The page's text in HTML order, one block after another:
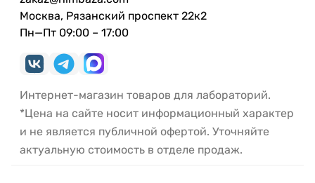
Москва, Рязанский проспект 22к2
Пн—Пт 09:00 – 17:00
Интернет-магазин товаров для лабораторий.
*Цена на сайте носит информационный характер
и не является публичной офертой. Уточняйте
актуальную стоимость в отделе продаж.